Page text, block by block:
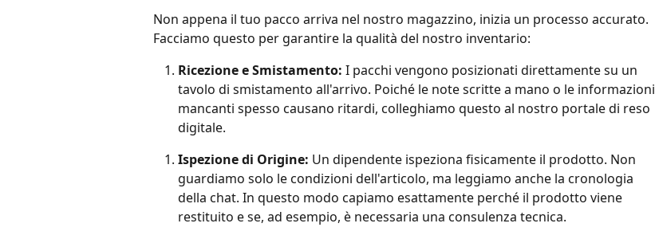
Non appena il tuo pacco arriva nel nostro magazzino, inizia un processo accurato.
Facciamo questo per garantire la qualità del nostro inventario:
Ricezione e Smistamento: I pacchi vengono posizionati direttamente su un
tavolo di smistamento all'arrivo. Poiché le note scritte a mano o le informazioni
mancanti spesso causano ritardi, colleghiamo questo al nostro portale di reso
digitale.
Ispezione di Origine: Un dipendente ispeziona fisicamente il prodotto. Non
guardiamo solo le condizioni dell'articolo, ma leggiamo anche la cronologia
della chat. In questo modo capiamo esattamente perché il prodotto viene
restituito e se, ad esempio, è necessaria una consulenza tecnica.